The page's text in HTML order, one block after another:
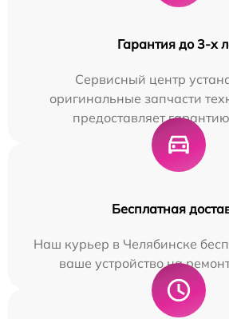
Гарантия до 3-х
Сервисный центр
оригинальные запчасти
предоставляет
Бесплатная
Наш курьер в Челябинске
ваше устройство на